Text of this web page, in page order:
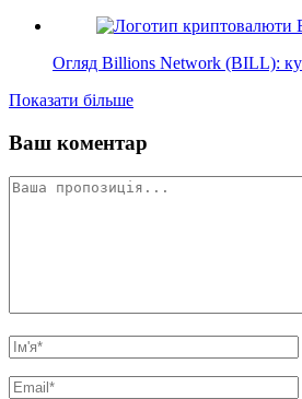
Огляд Billions Network (BILL):
Показати більше
Ваш коментар